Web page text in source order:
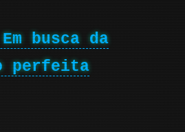
busca da
perfeita